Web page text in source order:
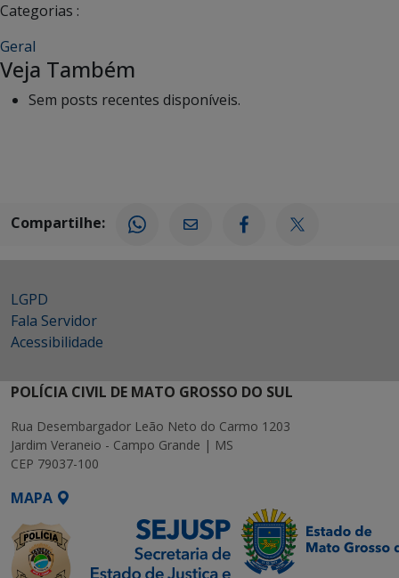
Categorias :
Geral
Veja Também
Sem posts recentes disponíveis.
Compartilhe:
LGPD
Fala Servidor
Acessibilidade
POLÍCIA CIVIL DE MATO GROSSO DO SUL
Rua Desembargador Leão Neto do Carmo 1203
Jardim Veraneio - Campo Grande | MS
CEP 79037-100
MAPA